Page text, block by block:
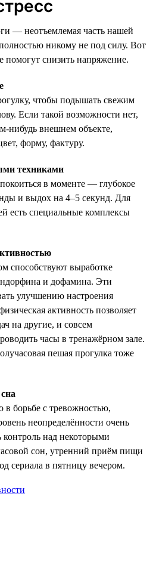
— неотъемлемая часть нашей
никому не под силу. Вот
помогут снизить напряжение.
чтобы подышать свежим
Если такой возможности нет,
нибудь внешнем объекте,
форму, фактуру.
техниками
в моменте — глубокое
и выдох на 4–5 секунд. Для
есть специальные комплексы
способствуют выработке
и дофамина. Эти
улучшению настроения
активность позволяет
на другие, и совсем
часы в тренажёрном зале.
пешая прогулка тоже
в борьбе с тревожностью,
неопределённости очень
контроль над некоторыми
сон, утренний приём пищи
сериала в пятницу вечером.